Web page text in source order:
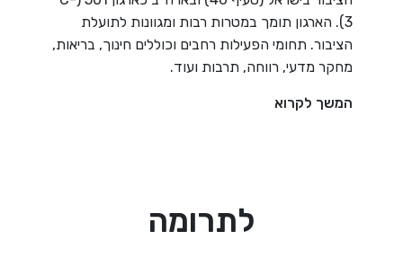
3). הארגון תומך במטרות רבות ומגוונות לתועלת
הציבור. תחומי הפעילות רחבים וכוללים חינוך, בריאות,
מחקר מדעי, רווחה, תרבות ועוד.
המשך לקרוא
לתרומה